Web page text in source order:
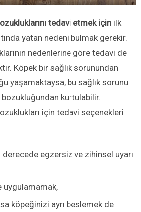
tedavi etmek için ilk
yatan nedeni bulmak gerekir.
nedenlerine göre tedavi de
Köpek bir sağlık sorunundan
yaşamaktaysa, bu sağlık sorunu
kurtulabilir.
için tedavi seçenekleri
egzersiz ve zihinsel uyarı
uygulamamak,
köpeğinizi ayrı beslemek de